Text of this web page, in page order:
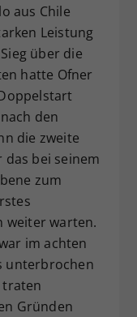
aus Chile
Leistung
über die
hatte Ofner
den
die zweite
bei seinem
zum
weiter warten.
im achten
unterbrochen
traten
Gründen